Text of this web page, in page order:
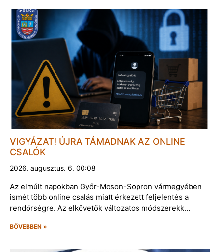
VIGYÁZAT! ÚJRA TÁMADNAK AZ ONLINE
CSALÓK
2026. augusztus. 6. 00:08
Az elmúlt napokban Győr-Moson-Sopron vármegyében
ismét több online csalás miatt érkezett feljelentés a
rendőrségre. Az elkövetők változatos módszerekk…
BŐVEBBEN »